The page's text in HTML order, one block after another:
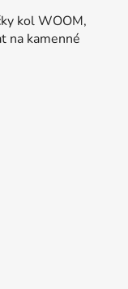
kol WOOM,
na kamenné